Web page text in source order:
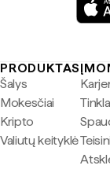
PRODUKTAS
Šalys
Mokesčiai
Kripto
Valiutų keityklė